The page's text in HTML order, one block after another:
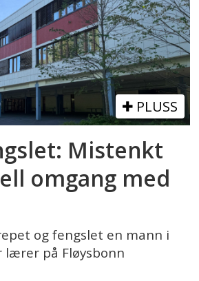
PLUSS
Mistenkt
omgang med
og fengslet en mann i
lærer på Fløysbonn